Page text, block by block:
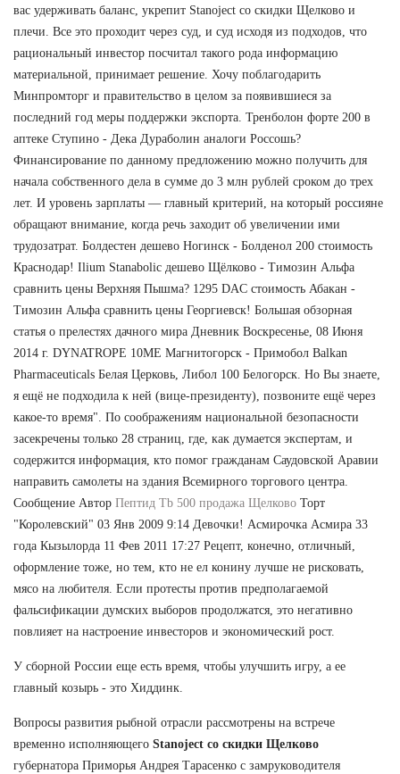
вас удерживать баланс, укрепит Stanoject со скидки Щелково и
плечи. Все это проходит через суд, и суд исходя из подходов, что
рациональный инвестор посчитал такого рода информацию
материальной, принимает решение. Хочу поблагодарить
Минпромторг и правительство в целом за появившиеся за
последний год меры поддержки экспорта. Тренболон форте 200 в
аптеке Ступино - Дека Дураболин аналоги Россошь?
Финансирование по данному предложению можно получить для
начала собственного дела в сумме до 3 млн рублей сроком до трех
лет. И уровень зарплаты — главный критерий, на который россияне
обращают внимание, когда речь заходит об увеличении ими
трудозатрат. Болдестен дешево Ногинск - Болденол 200 стоимость
Краснодар! Ilium Stanabolic дешево Щёлково - Tимозин Альфа
сравнить цены Верхняя Пышма? 1295 DAC стоимость Абакан -
Tимозин Альфа сравнить цены Георгиевск! Большая обзорная
статья о прелестях дачного мира Дневник Воскресенье, 08 Июня
2014 г. DYNATROPE 10ME Магнитогорск - Примобол Balkan
Pharmaceuticals Белая Церковь, Либол 100 Белогорск. Но Вы знаете,
я ещё не подходила к ней (вице-президенту), позвоните ещё через
какое-то время". По соображениям национальной безопасности
засекречены только 28 страниц, где, как думается экспертам, и
содержится информация, кто помог гражданам Саудовской Аравии
направить самолеты на здания Всемирного торгового центра.
Сообщение Автор Пептид Tb 500 продажа Щелково Торт
"Королевский" 03 Янв 2009 9:14 Девочки! Асмирочка Асмира 33
года Кызылорда 11 Фев 2011 17:27 Рецепт, конечно, отличный,
оформление тоже, но тем, кто не ел конину лучше не рисковать,
мясо на любителя. Если протесты против предполагаемой
фальсификации думских выборов продолжатся, это негативно
повлияет на настроение инвесторов и экономический рост.
У сборной России еще есть время, чтобы улучшить игру, а ее
главный козырь - это Хиддинк.
Вопросы развития рыбной отрасли рассмотрены на встрече
временно исполняющего Stanoject со скидки Щелково
губернатора Приморья Андрея Тарасенко с замруководителя